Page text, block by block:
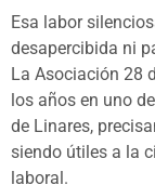
Esa labor
desapercibida ni
La Asociación 28
los años en uno
de Linares,
siendo útiles a la
laboral.